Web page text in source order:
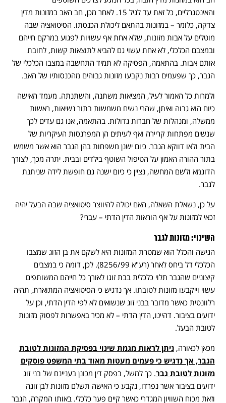
והאינטגרליים, כל זאת עד לגיל 15. לאחר מכן, חב האב במזונות מדין
צדקה, כלומר – במזונות בהתאם ליכולת הכנסתו. הסיטואציה שבה
מוטלים על אבות מזונות, שלא אחת אף עשויות לפגוע במרקם חייהם
ובמצבם הכלכלי, לא אחת עשוי גם להביא לתוצאות קשות, לחובת
אותם אבות. בהתאמה, הפסיקה לא תמיד התחשבה במצבו הכלכלי של
הגבר, כך שפעמים רבות נקבעו מזונות גבוהים מהכנסותיו של האב.
ולמרות כל האמור לעיל, המציאות משתנה, והשתנתה. מעמד האישה
כיום הוא גבוה ואיתן, שהרי נשים משמשות בתור נשיאות, ראשות
ממשלה, ומנהלות של חברות גדולות. בהתאמה, אנו גם עדים לכך
שנשים מפתחות קריירה ואף לעיתים הן המפרנסות העיקריות של
הבית ולאו דווקא הגבר. כיום ישנן משפחות בהן הגבר הוא אשר משמש
בתור ההורה האמון על הטיפול השוטף בילדים ובבית. יתרה מכך, לצורך
הדוגמא ולשם המחשה, נציין כי כיום ישנה גם חופשת לידה שניתנת
לגבר.
על כן, נשאלת השאלה, האם יכולה להיווצר סיטואציה שבה הבעל יהיה
זכאי למזונות על אף הוראות הדין הדתי – עברי?
השינוי: מזונות לגבר
הגישה והכלל הוא שמטרת המזונות היא לשקם את בן הזוג שמצבו
הכלכלי דל ביחס לאחר (רע"א 8256/99). לכן, דומה כי במצבים
קיצוניים שהגבר תלוי כלכלית בבת זוגו לאורך כל חייהם המשותפים
עשוי וייקבעו מזונות לטובתו. אך נדגיש כי הסיטואציה המתוארת, תהיה
רלוונטית כאשר מדובר בבני זוג שנשואים לא לפי הדין הדתי, וכן על
ידועים בציבור. דהיינו, הדין הדתי – לא מכיר באפשרות לפסוק מזונות
לטובת הבעל.
מכאן לכאורה,ניתן לראות מגמת שינוי בפסיקת המזונות לטובת
הגבר, אך נדגיש כי פעמים מעטות מאוד בתי המשפט פוסקים
מזונות לטובת גבר. כך למשל, בפסק דין מכונן בעניינם של בני זוג
ידועים בציבור אשר נפרדו, נקבע כי האישה תשלם מזונות לבן זוגה
וזאת מכוח השוויון המגדרי כאשר קיים פער כלכלי. באותו המקרה, הגבר